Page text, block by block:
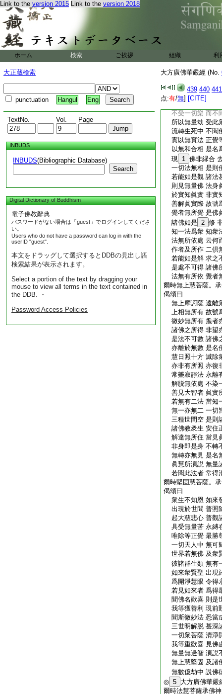
Link to the version 2015 Link to the version 2018
ホーム 検索 ご挨拶 組織 利
大正蔵検索
punctuation Hangul Eng
TextNo. Vol. Page
INBUDS
INBUDS(Bibliographic Database)
Search
Digital Dictionary of Buddhism
電子佛教辭典
パスワードがない場合は「guest」でログインしてくださ
い。
Users who do not have a password can log in with the
userID "guest".
本文をドラッグして選択するとDDBの見出し語
検索結果が表示されます。
Select a portion of the text by dragging your
mouse to view all terms in the text contained in
the DDB. ・
Password Access Policies
大方廣佛華嚴經 (No.
439 440 441
点:有/無] [CITE]
迷惑賢聖法 不識
如是取相者 言有
顛倒無正念 是故
能知此實法 寂滅
一切諸世尊 諦求
明了過去世 未來
究竟永寂滅 故説
爾時
5 眞慧菩薩。
頌曰
寧受無量苦 得聞
不受一切樂 而不
所以無量劫 受此
流轉生死中 不聞
實以無實法 正覺
以無和合相 是名
現 1 佛非縁合
一切法無相 是則
若能如是觀 諸法
則見無量佛 法身
於實知眞實 非實
善解眞實際 故號
覺者無所覺 是佛
諸佛如是 2 修
知一法爲衆 知衆
法無所依處 云何
作者及所作 二倶
若能如是解 求之
是處不可得 諸佛
法無有所依 覺者
爾時無上慧菩薩。
偈頌曰
無上摩訶薩 遠離
上相無所有 故號
微妙無所有 麁者
諸佛之所得 非望
是法不可數 諸佛
亦離於無數 是名
慧日照十方 滅除
亦非有所照 亦復
常樂寂靜法 永離
解脱無依處 不染
善見大智者 眞實
若無有二法 當知
無一亦無二 一切
三種世間空 是則
諸佛教衆生 安住
解達無所住 當見
非身即是身 不轉
無轉亦無見 是名
眞慧所演説 無量
若聞此法者 常得
爾時堅固慧菩薩。
偈頌曰
衆生不知恩 如來
出現於世間 普照
起大慈悲心 普觀
具受無量苦 永縛
唯除等正覺 最勝
一切天人中 無可
世界若無佛 及衆
彼諸群生類 無有
如來衆賢聖 出現
爲開淨慧眼 令得
若見如來者 爲得
聞佛名歡喜 則是
我等獲善利 現前
聞斯微妙法 悉當
三世明解脱 甚深
一切衆菩薩 清淨
我等重歡喜 見佛
無量無邊智 演説
無上慧堅固 及諸
無數億劫中 説佛
◎ 5 大方廣佛華嚴
爾時法慧菩薩承佛